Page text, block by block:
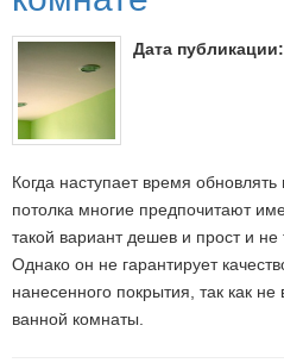
Когда наступает время
потолка многие предпочитают
такой вариант дешев и прост и не
Однако он не гарантирует
нанесенного покрытия, так как не
ванной комнаты.
Дата публикации: